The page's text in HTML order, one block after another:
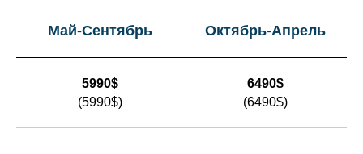
Май-Сентябрь Октябрь-Апрель
5990$
(5990$)
6490$
(6490$)